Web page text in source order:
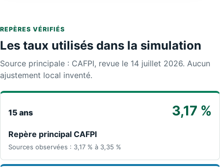
REPÈRES VÉRIFIÉS
Les taux utilisés dans la simulation
Source principale : CAFPI, revue le 14 juillet 2026. Aucun
ajustement local inventé.
15 ans 3,17 %
Repère principal CAFPI
Sources observées : 3,17 % à 3,35 %